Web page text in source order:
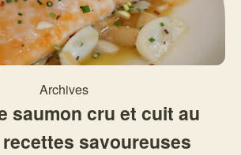
Archives
saumon cru et cuit au
savoureuses